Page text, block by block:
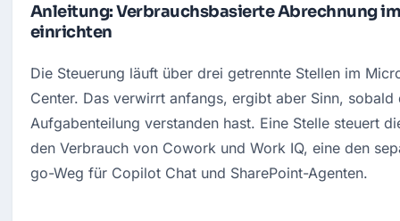
Anleitung: Verbrauchsbasierte Abrechnung
einrichten
Die Steuerung läuft über drei getrennte Stellen im
Center. Das verwirrt anfangs, ergibt aber Sinn, sobald
Aufgabenteilung verstanden hast. Eine Stelle steuert
den Verbrauch von Cowork und Work IQ, eine den
go-Weg für Copilot Chat und SharePoint-Agenten.